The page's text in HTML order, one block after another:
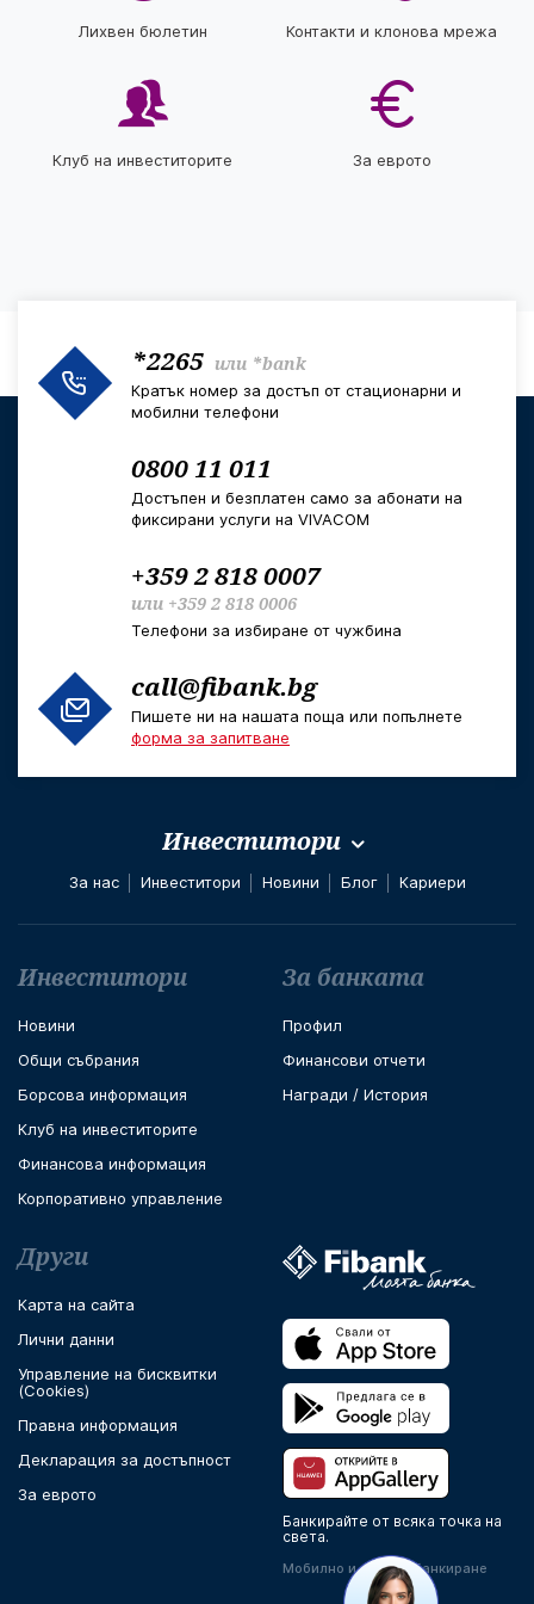
Лихвен бюлетин Контакти и клонова мрежа
Клуб на инвеститорите За еврото
*2265 или *bank
Кратък номер за достъп от стационарни и
мобилни телефони
0800 11 011
Достъпен и безплатен само за абонати на
фиксирани услуги на VIVACOM
+359 2 818 0007
или +359 2 818 0006
Телефони за избиране от чужбина
call@fibank.bg
Пишете ни на нашата поща или попълнете
форма за запитване
Инвеститори
За нас Инвеститори Новини Блог Кариери
Футър навигация
Инвеститори
Новини
Общи събрания
Борсова информация
Клуб на инвеститорите
Финансова информация
Корпоративно управление
За банката
Профил
Финансови отчети
Награди / История
Други
Карта на сайта
Лични данни
Управление на бисквитки
(Cookies)
Правна информация
Декларация за достъпност
За еврото
Банкирайте от всяка точка на
света.
Мобилно и онлайн банкиране